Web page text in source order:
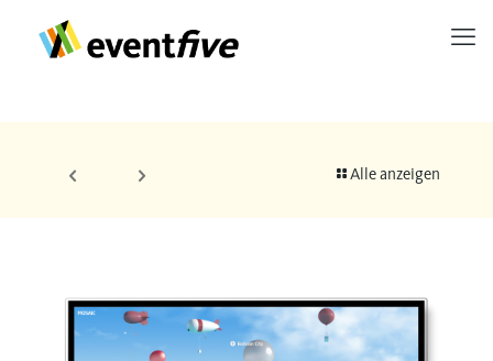
Alle anzeigen